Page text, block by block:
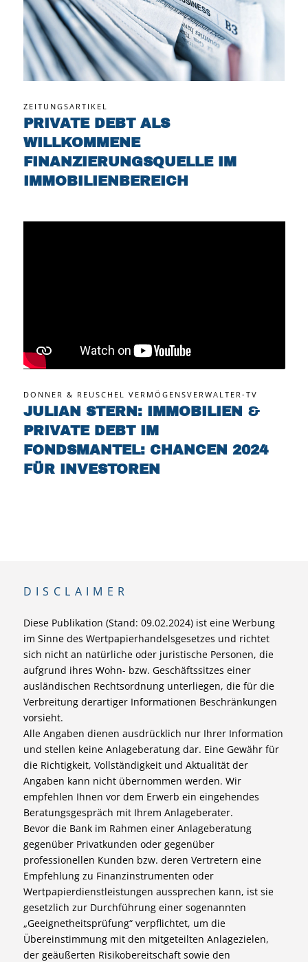
ZEITUNGSARTIKEL
PRIVATE DEBT ALS
WILLKOMMENE
FINANZIERUNGSQUELLE IM
IMMOBILIENBEREICH
DONNER & REUSCHEL VERMÖGENSVERWALTER-TV
JULIAN STERN: IMMOBILIEN &
PRIVATE DEBT IM
FONDSMANTEL: CHANCEN 2024
FÜR INVESTOREN
DISCLAIMER
Diese Publikation (Stand: 09.02.2024) ist eine Werbung
im Sinne des Wertpapierhandelsgesetzes und richtet
sich nicht an natürliche oder juristische Personen, die
aufgrund ihres Wohn- bzw. Geschäftssitzes einer
ausländischen Rechtsordnung unterliegen, die für die
Verbreitung derartiger Informationen Beschränkungen
vorsieht.
Alle Angaben dienen ausdrücklich nur Ihrer Information
und stellen keine Anlageberatung dar. Eine Gewähr für
die Richtigkeit, Vollständigkeit und Aktualität der
Angaben kann nicht übernommen werden. Wir
empfehlen Ihnen vor dem Erwerb ein eingehendes
Beratungsgespräch mit Ihrem Anlageberater.
Bevor die Bank im Rahmen einer Anlageberatung
gegenüber Privatkunden oder gegenüber
professionellen Kunden bzw. deren Vertretern eine
Empfehlung zu Finanzinstrumenten oder
Wertpapierdienstleistungen aussprechen kann, ist sie
gesetzlich zur Durchführung einer sogenannten
„Geeignetheitsprüfung“ verpflichtet, um die
Übereinstimmung mit den mitgeteilten Anlagezielen,
der geäußerten Risikobereitschaft sowie den